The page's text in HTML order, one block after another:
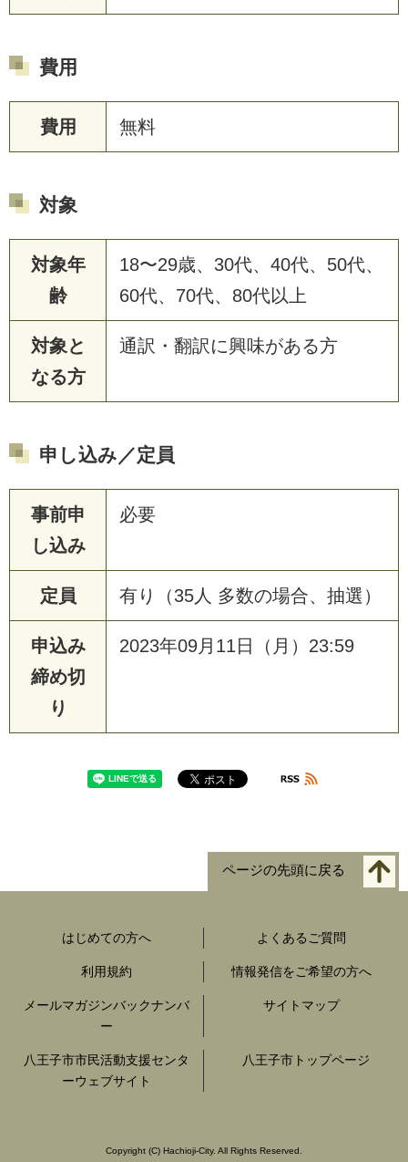
費用
費用 無料
対象
対象年
齢
18〜29歳、30代、40代、50代、
60代、70代、80代以上
対象と
なる方
通訳・翻訳に興味がある方
申し込み／定員
事前申
し込み
必要
定員 有り（35人 多数の場合、抽選）
申込み
締め切
り
2023年09月11日（月）23:59
ページの先頭に戻る
はじめての方へ よくあるご質問
利用規約 情報発信をご希望の方へ
メールマガジンバックナンバ
ー
サイトマップ
八王子市市民活動支援センタ
ーウェブサイト
八王子市トップページ
Copyright (C) Hachioji-City. All Rights Reserved.